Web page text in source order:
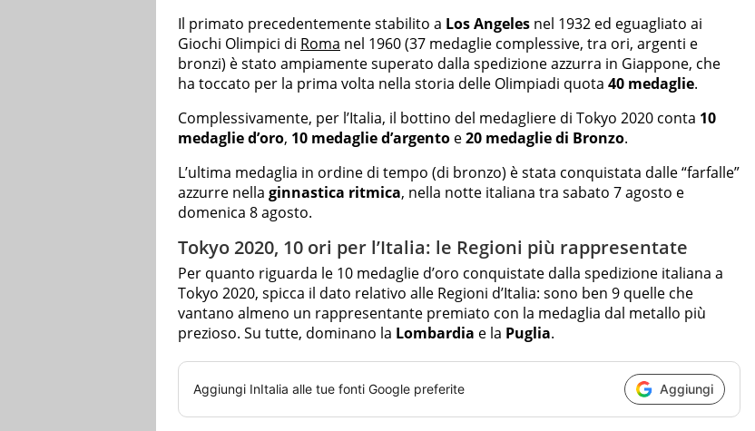
Il primato precedentemente stabilito a Los Angeles nel 1932 ed eguagliato ai
Giochi Olimpici di Roma nel 1960 (37 medaglie complessive, tra ori, argenti e
bronzi) è stato ampiamente superato dalla spedizione azzurra in Giappone, che
ha toccato per la prima volta nella storia delle Olimpiadi quota 40 medaglie.
Complessivamente, per l’Italia, il bottino del medagliere di Tokyo 2020 conta 10
medaglie d’oro, 10 medaglie d’argento e20 medaglie di Bronzo.
L’ultima medaglia in ordine di tempo (di bronzo) è stata conquistata dalle “farfalle”
azzurre nella ginnastica ritmica, nella notte italiana tra sabato 7 agosto e
domenica 8 agosto.
Tokyo 2020, 10 ori per l’Italia: le Regioni più rappresentate
Per quanto riguarda le 10 medaglie d’oro conquistate dalla spedizione italiana a
Tokyo 2020, spicca il dato relativo alle Regioni d’Italia: sono ben 9 quelle che
vantano almeno un rappresentante premiato con la medaglia dal metallo più
prezioso. Su tutte, dominano la Lombardia e la Puglia.
Aggiungi InItalia alle tue fonti Google preferite Aggiungi